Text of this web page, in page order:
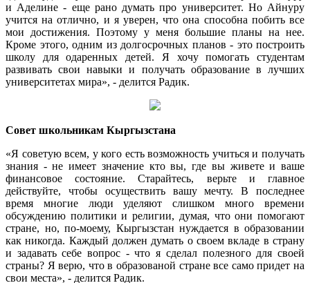
и Аделине - еще рано думать про университет. Но Айнуру
учится на отлично, и я уверен, что она способна побить все
мои достижения. Поэтому у меня большие планы на нее.
Кроме этого, одним из долгосрочных планов - это построить
школу для одаренных детей. Я хочу помогать студентам
развивать свои навыки и получать образование в лучших
университетах мира», - делится Радик.
Совет школьникам Кыргызстана
«Я советую всем, у кого есть возможность учиться и получать
знания - не имеет значение кто вы, где вы живете и ваше
финансовое состояние. Старайтесь, верьте и главное
действуйте, чтобы осуществить вашу мечту. В последнее
время многие люди уделяют слишком много времени
обсуждению политики и религии, думая, что они помогают
стране, но, по-моему, Кыргызстан нуждается в образовании
как никогда. Каждый должен думать о своем вкладе в страну
и задавать себе вопрос - что я сделал полезного для своей
страны? Я верю, что в образованой стране все само придет на
свои места», - делится Радик.